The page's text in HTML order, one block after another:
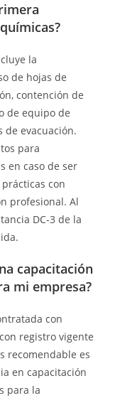
la
de hojas de
contención de
de equipo de
de evacuación.
para
en caso de ser
con
profesional. Al
DC-3 de la
capacitación
mi empresa?
con
registro vigente
recomendable es
en capacitación
para la